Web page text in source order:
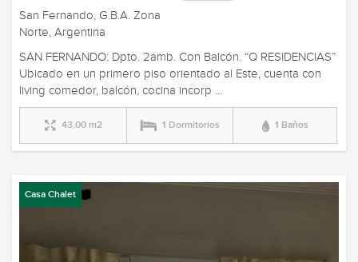
San Fernando, G.B.A. Zona
Norte, Argentina
SAN FERNANDO: Dpto. 2amb. Con Balcón. “Q RESIDENCIAS”
Ubicado en un primero piso orientado al Este, cuenta con
living comedor, balcón, cocina incorp ...
43,00 m2 1 Dormitorios 1 Baños
Casa Chalet